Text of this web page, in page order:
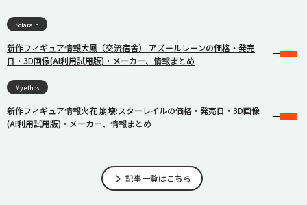
Solarain
新作フィギュア情報大鳳（交流宿舎） アズールレーンの価格・発売
日・3D画像(AI利用試用版)・メーカー、情報まとめ
Myethos
新作フィギュア情報火花 崩壊:スターレイルの価格・発売日・3D画像
(AI利用試用版)・メーカー、情報まとめ
記事一覧はこちら